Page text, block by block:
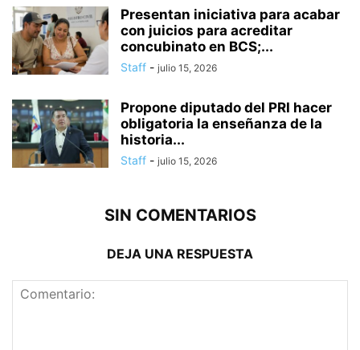
Presentan iniciativa para acabar
con juicios para acreditar
concubinato en BCS;...
Staff - julio 15, 2026
Propone diputado del PRI hacer
obligatoria la enseñanza de la
historia...
Staff - julio 15, 2026
SIN COMENTARIOS
DEJA UNA RESPUESTA